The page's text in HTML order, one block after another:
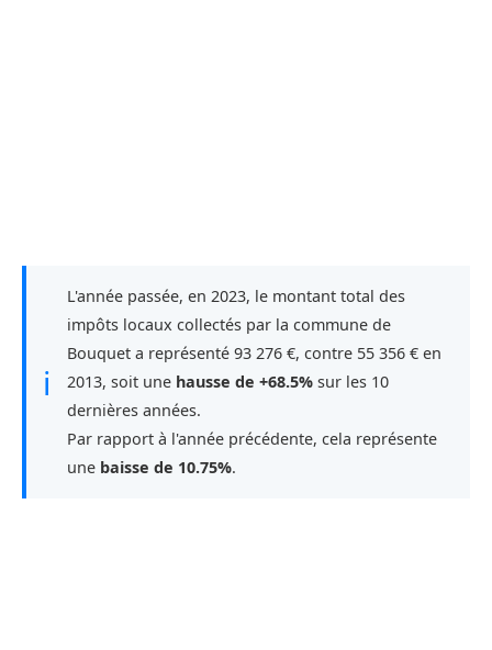
ℹ
L'année passée, en 2023, le montant total des
impôts locaux collectés par la commune de
Bouquet a représenté 93 276 €, contre 55 356 € en
2013, soit une hausse de +68.5% sur les 10
dernières années.
Par rapport à l'année précédente, cela représente
une baisse de 10.75%.